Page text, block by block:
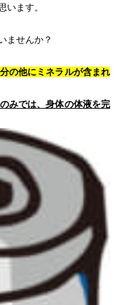
います。
ませんか？
の他にミネラルが含まれ
みでは、身体の体液を完